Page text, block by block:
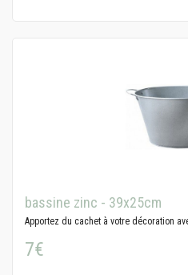
bassine zinc - 39x25cm
Apportez du cachet à votre décoration
7€